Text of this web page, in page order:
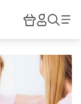
HiPP